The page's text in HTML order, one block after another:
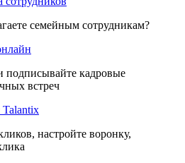
семейным сотрудникам?
подписывайте кадровые
встреч
Talantix
настройте воронку,